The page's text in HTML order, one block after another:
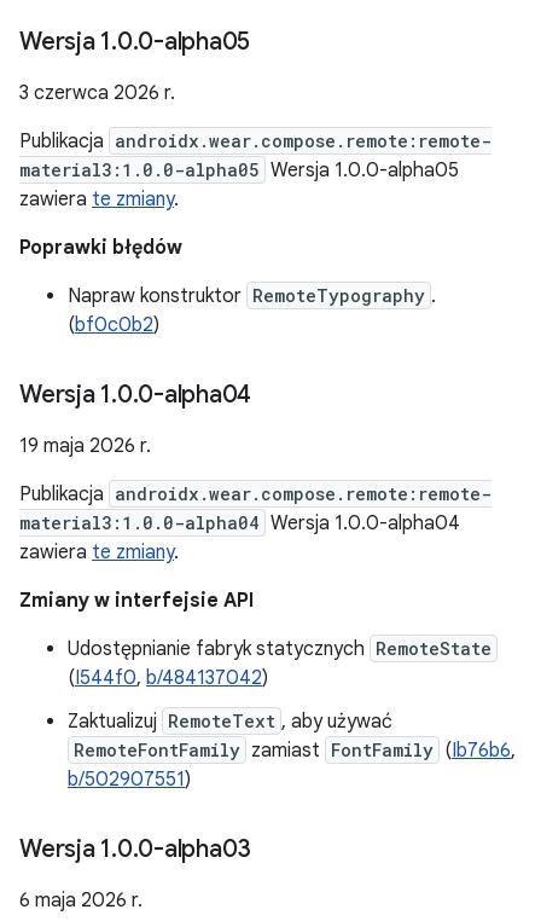
Wersja 1.0.0-alpha05
3 czerwca 2026 r.
Publikacja androidx.wear.compose.remote:remote-
material3:1.0.0-alpha05 Wersja 1.0.0-alpha05
zawiera te zmiany.
Poprawki błędów
Napraw konstruktor RemoteTypography .
(bf0c0b2)
Wersja 1.0.0-alpha04
19 maja 2026 r.
Publikacja androidx.wear.compose.remote:remote-
material3:1.0.0-alpha04 Wersja 1.0.0-alpha04
zawiera te zmiany.
Zmiany w interfejsie API
Udostępnianie fabryk statycznych RemoteState
(I544f0, b/484137042)
Zaktualizuj RemoteText , aby używać
RemoteFontFamily zamiast FontFamily (Ib76b6,
b/502907551)
Wersja 1.0.0-alpha03
6 maja 2026 r.